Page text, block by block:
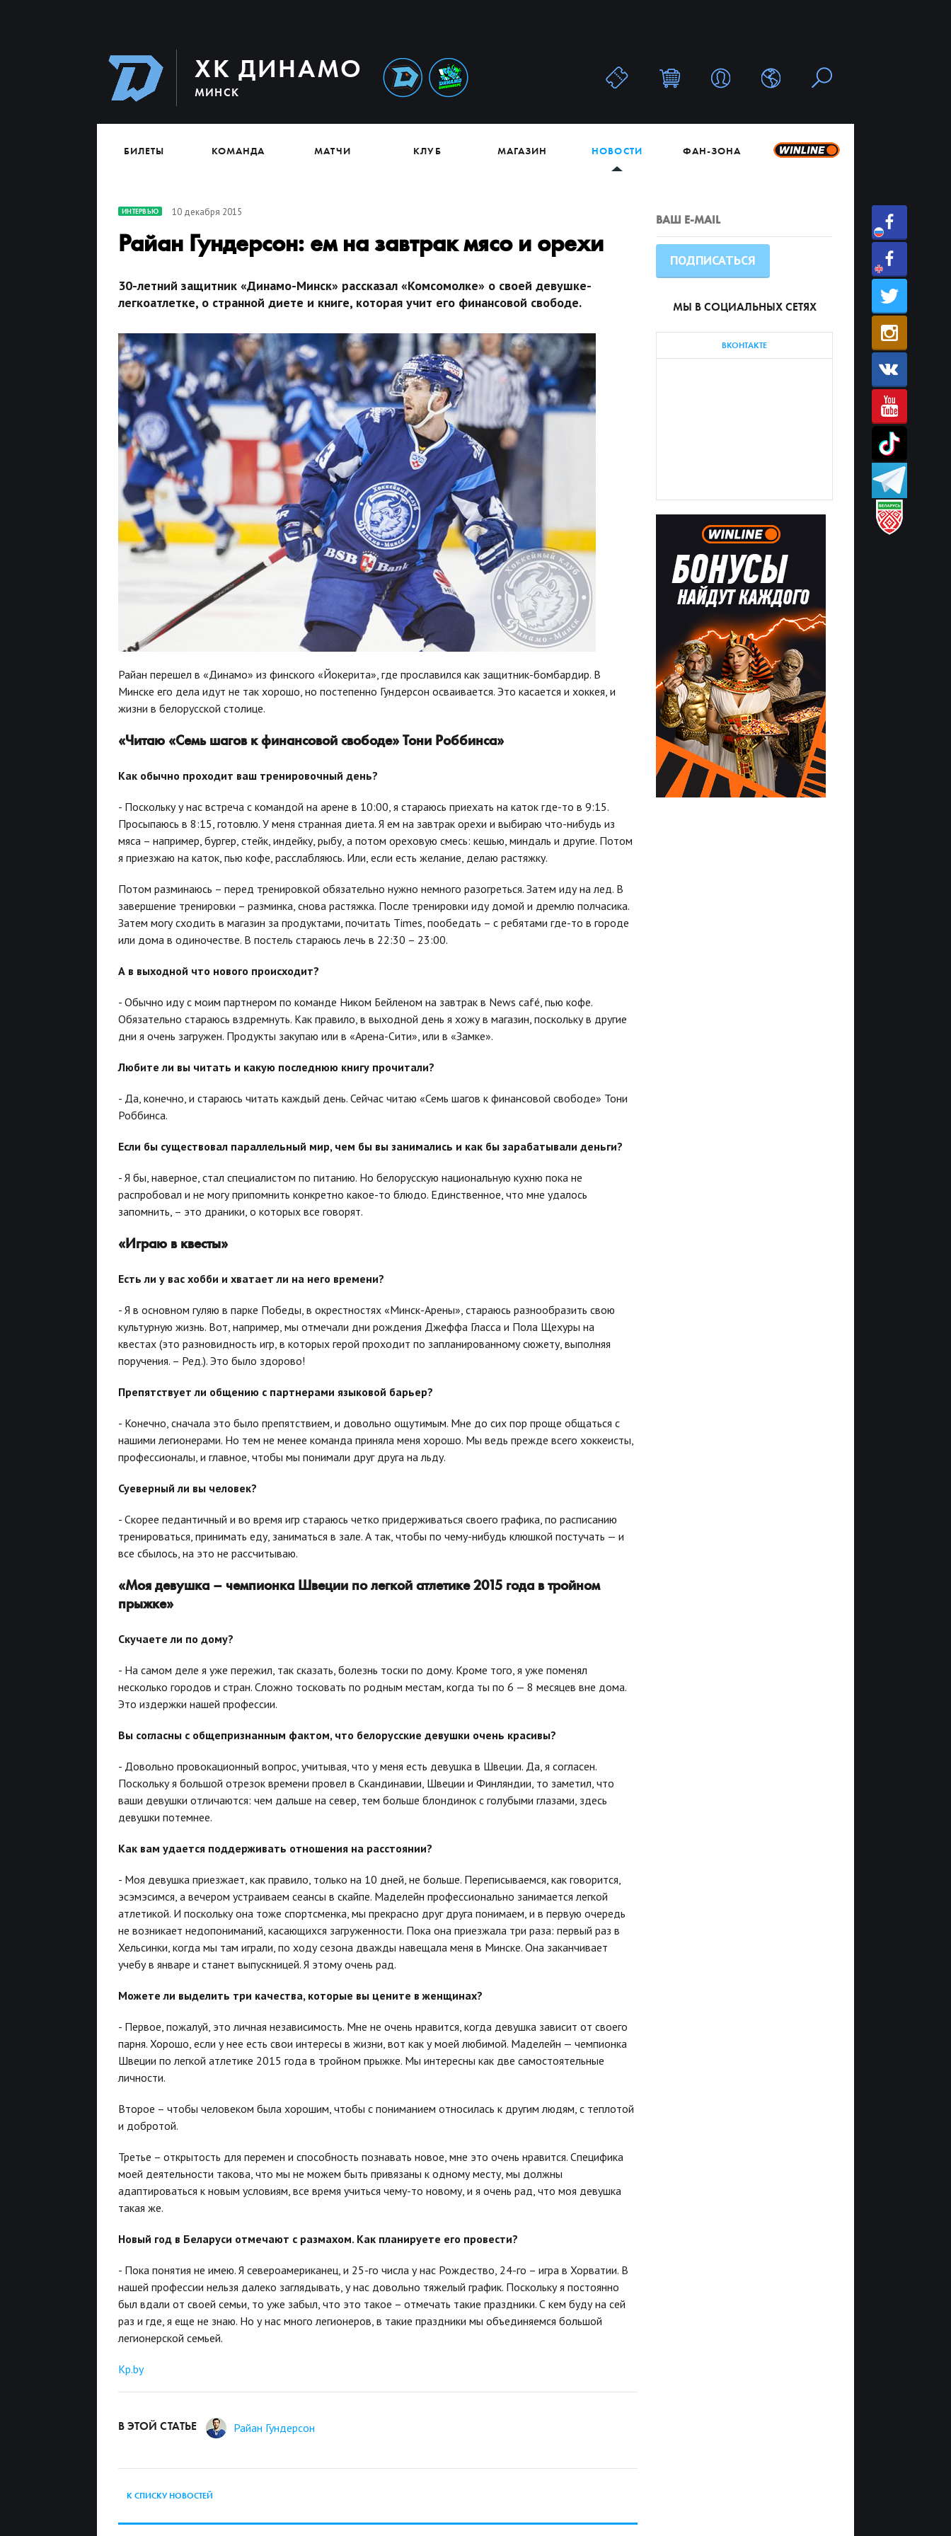
ХК ДИНАМО
МИНСК
БИЛЕТЫ КОМАНДА МАТЧИ КЛУБ МАГАЗИН НОВОСТИ ФАН-ЗОНА
МЫ В СОЦИАЛЬНЫХ СЕТЯХ
ВКОНТАКТЕ
ИНТЕРВЬЮ 10 декабря 2015
Райан Гундерсон: ем на завтрак мясо и орехи
30-летний защитник «Динамо-Минск» рассказал «Комсомолке» о своей девушке-
легкоатлетке, о странной диете и книге, которая учит его финансовой свободе.
Райан перешел в «Динамо» из финского «Йокерита», где прославился как защитник-бомбардир. В
Минске его дела идут не так хорошо, но постепенно Гундерсон осваивается. Это касается и хоккея, и
жизни в белорусской столице.
«Читаю «Семь шагов к финансовой свободе» Тони Роббинса»
Как обычно проходит ваш тренировочный день?
- Поскольку у нас встреча с командой на арене в 10:00, я стараюсь приехать на каток где-то в 9:15.
Просыпаюсь в 8:15, готовлю. У меня странная диета. Я ем на завтрак орехи и выбираю что-нибудь из
мяса – например, бургер, стейк, индейку, рыбу, а потом ореховую смесь: кешью, миндаль и другие. Потом
я приезжаю на каток, пью кофе, расслабляюсь. Или, если есть желание, делаю растяжку.
Потом разминаюсь – перед тренировкой обязательно нужно немного разогреться. Затем иду на лед. В
завершение тренировки – разминка, снова растяжка. После тренировки иду домой и дремлю полчасика.
Затем могу сходить в магазин за продуктами, почитать Times, пообедать – с ребятами где-то в городе
или дома в одиночестве. В постель стараюсь лечь в 22:30 – 23:00.
А в выходной что нового происходит?
- Обычно иду c моим партнером по команде Ником Бейленом на завтрак в News café, пью кофе.
Обязательно стараюсь вздремнуть. Как правило, в выходной день я хожу в магазин, поскольку в другие
дни я очень загружен. Продукты закупаю или в «Арена-Сити», или в «Замке».
Любите ли вы читать и какую последнюю книгу прочитали?
- Да, конечно, и стараюсь читать каждый день. Сейчас читаю «Семь шагов к финансовой свободе» Тони
Роббинса.
Если бы существовал параллельный мир, чем бы вы занимались и как бы зарабатывали деньги?
- Я бы, наверное, стал специалистом по питанию. Но белорусскую национальную кухню пока не
распробовал и не могу припомнить конкретно какое-то блюдо. Единственное, что мне удалось
запомнить, – это драники, о которых все говорят.
«Играю в квесты»
Есть ли у вас хобби и хватает ли на него времени?
- Я в основном гуляю в парке Победы, в окрестностях «Минск-Арены», стараюсь разнообразить свою
культурную жизнь. Вот, например, мы отмечали дни рождения Джеффа Гласса и Пола Щехуры на
квестах (это разновидность игр, в которых герой проходит по запланированному сюжету, выполняя
поручения. – Ред.). Это было здорово!
Препятствует ли общению с партнерами языковой барьер?
- Конечно, сначала это было препятствием, и довольно ощутимым. Мне до сих пор проще общаться с
нашими легионерами. Но тем не менее команда приняла меня хорошо. Мы ведь прежде всего хоккеисты,
профессионалы, и главное, чтобы мы понимали друг друга на льду.
Суеверный ли вы человек?
- Скорее педантичный и во время игр стараюсь четко придерживаться своего графика, по расписанию
тренироваться, принимать еду, заниматься в зале. А так, чтобы по чему-нибудь клюшкой постучать — и
все сбылось, на это не рассчитываю.
«Моя девушка – чемпионка Швеции по легкой атлетике 2015 года в тройном
прыжке»
Скучаете ли по дому?
- На самом деле я уже пережил, так сказать, болезнь тоски по дому. Кроме того, я уже поменял
несколько городов и стран. Сложно тосковать по родным местам, когда ты по 6 — 8 месяцев вне дома.
Это издержки нашей профессии.
Вы согласны с общепризнанным фактом, что белорусские девушки очень красивы?
- Довольно провокационный вопрос, учитывая, что у меня есть девушка в Швеции. Да, я согласен.
Поскольку я большой отрезок времени провел в Скандинавии, Швеции и Финляндии, то заметил, что
ваши девушки отличаются: чем дальше на север, тем больше блондинок с голубыми глазами, здесь
девушки потемнее.
Как вам удается поддерживать отношения на расстоянии?
- Моя девушка приезжает, как правило, только на 10 дней, не больше. Переписываемся, как говорится,
эсэмэсимся, а вечером устраиваем сеансы в скайпе. Маделейн профессионально занимается легкой
атлетикой. И поскольку она тоже спортсменка, мы прекрасно друг друга понимаем, и в первую очередь
не возникает недопониманий, касающихся загруженности. Пока она приезжала три раза: первый раз в
Хельсинки, когда мы там играли, по ходу сезона дважды навещала меня в Минске. Она заканчивает
учебу в январе и станет выпускницей. Я этому очень рад.
Можете ли выделить три качества, которые вы цените в женщинах?
- Первое, пожалуй, это личная независимость. Мне не очень нравится, когда девушка зависит от своего
парня. Хорошо, если у нее есть свои интересы в жизни, вот как у моей любимой. Маделейн — чемпионка
Швеции по легкой атлетике 2015 года в тройном прыжке. Мы интересны как две самостоятельные
личности.
Второе – чтобы человеком была хорошим, чтобы с пониманием относилась к другим людям, с теплотой
и добротой.
Третье – открытость для перемен и способность познавать новое, мне это очень нравится. Специфика
моей деятельности такова, что мы не можем быть привязаны к одному месту, мы должны
адаптироваться к новым условиям, все время учиться чему-то новому, и я очень рад, что моя девушка
такая же.
Новый год в Беларуси отмечают с размахом. Как планируете его провести?
- Пока понятия не имею. Я североамериканец, и 25-го числа у нас Рождество, 24-го – игра в Хорватии. В
нашей профессии нельзя далеко заглядывать, у нас довольно тяжелый график. Поскольку я постоянно
был вдали от своей семьи, то уже забыл, что это такое – отмечать такие праздники. С кем буду на сей
раз и где, я еще не знаю. Но у нас много легионеров, в такие праздники мы объединяемся большой
легионерской семьей.
Kp.by
В ЭТОЙ СТАТЬЕ Райан Гундерсон
К СПИСКУ НОВОСТЕЙ